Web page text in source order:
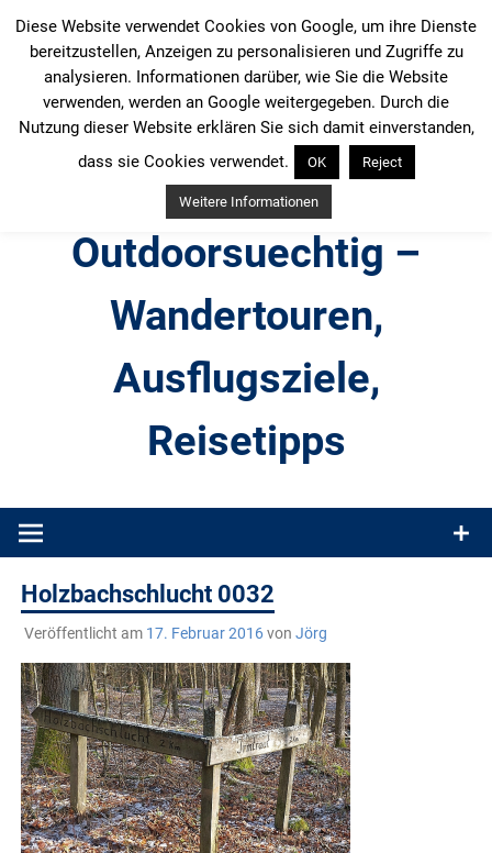
Inhalt
springen
Outdoorsuechtig –
Wandertouren,
Ausflugsziele,
Reisetipps
Produkttests und Buchrezensionen. Ein Blog für alle, die gern
Holzbachschlucht 0032
Veröffentlicht am 17. Februar 2016von Jörg
Diese Website verwendet Cookies von Google, um ihre Dienste
bereitzustellen, Anzeigen zu personalisieren und Zugriffe zu
analysieren. Informationen darüber, wie Sie die Website
verwenden, werden an Google weitergegeben. Durch die
Nutzung dieser Website erklären Sie sich damit einverstanden,
dass sie Cookies verwendet.
OK Reject
Weitere Informationen